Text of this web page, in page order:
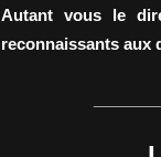
Autant vous le
reconnaissants aux